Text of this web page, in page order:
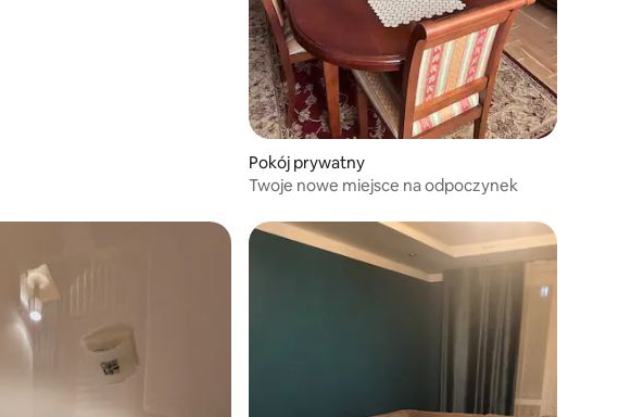
Pokój prywatny
Twoje nowe miejsce na odpoczynek